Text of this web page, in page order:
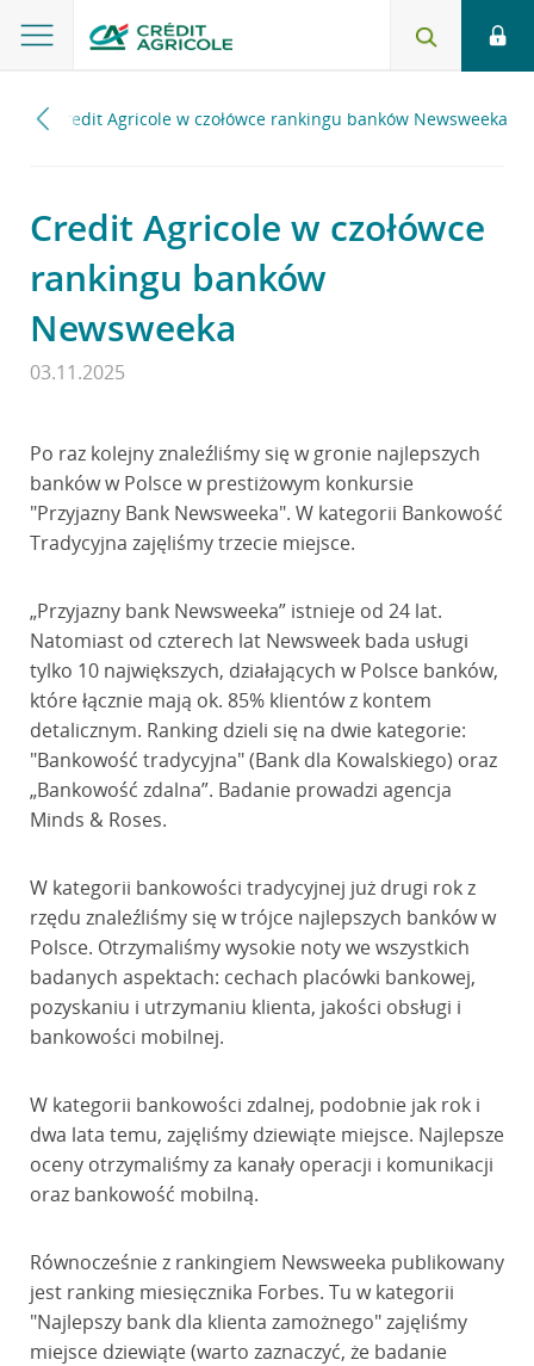
Credit Agricole w czołówce rankingu banków Newsweeka
Credit Agricole w czołówce
rankingu banków
Newsweeka
03.11.2025
Po raz kolejny znaleźliśmy się w gronie najlepszych
banków w Polsce w prestiżowym konkursie
"Przyjazny Bank Newsweeka". W kategorii Bankowość
Tradycyjna zajęliśmy trzecie miejsce.
„Przyjazny bank Newsweeka” istnieje od 24 lat.
Natomiast od czterech lat Newsweek bada usługi
tylko 10 największych, działających w Polsce banków,
które łącznie mają ok. 85% klientów z kontem
detalicznym. Ranking dzieli się na dwie kategorie:
"Bankowość tradycyjna" (Bank dla Kowalskiego) oraz
„Bankowość zdalna”. Badanie prowadzi agencja
Minds & Roses.
W kategorii bankowości tradycyjnej już drugi rok z
rzędu znaleźliśmy się w trójce najlepszych banków w
Polsce. Otrzymaliśmy wysokie noty we wszystkich
badanych aspektach: cechach placówki bankowej,
pozyskaniu i utrzymaniu klienta, jakości obsługi i
bankowości mobilnej.
W kategorii bankowości zdalnej, podobnie jak rok i
dwa lata temu, zajęliśmy dziewiąte miejsce. Najlepsze
oceny otrzymaliśmy za kanały operacji i komunikacji
oraz bankowość mobilną.
Równocześnie z rankingiem Newsweeka publikowany
jest ranking miesięcznika Forbes. Tu w kategorii
"Najlepszy bank dla klienta zamożnego" zajęliśmy
miejsce dziewiąte (warto zaznaczyć, że badanie